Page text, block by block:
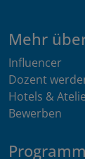
Mehr
Influencer
Dozent
Hotels &
Bewerben
Programm